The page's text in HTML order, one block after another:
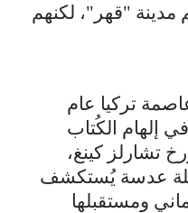
"قهر"، لكنهم
تركيا عام
إلهام الكُتاب
تشارلز كينغ،
عدسة يُستكشف
ومستقبلها